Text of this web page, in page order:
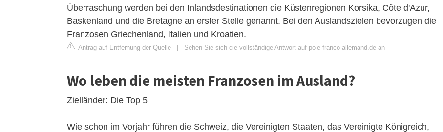
Überraschung werden bei den Inlandsdestinationen die Küstenregionen Korsika, Côte d'Azur,
Baskenland und die Bretagne an erster Stelle genannt. Bei den Auslandszielen bevorzugen die
Franzosen Griechenland, Italien und Kroatien.
Antrag auf Entfernung der Quelle Sehen Sie sich die vollständige Antwort auf pole-franco-allemand.de an
Wo leben die meisten Franzosen im Ausland?
Zielländer: Die Top 5
Wie schon im Vorjahr führen die Schweiz, die Vereinigten Staaten, das Vereinigte Königreich,